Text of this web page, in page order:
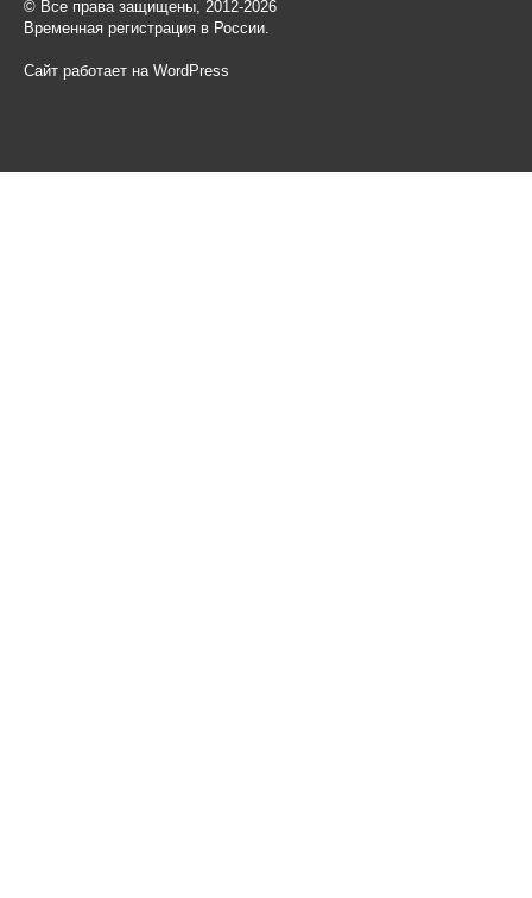
© Все права защищены, 2012-2026
Временная регистрация в России.
Сайт работает на WordPress